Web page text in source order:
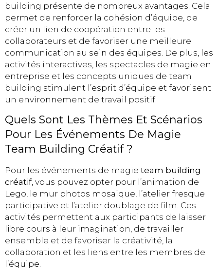
building présente de nombreux avantages. Cela
permet de renforcer la cohésion d’équipe, de
créer un lien de coopération entre les
collaborateurs et de favoriser une meilleure
communication au sein des équipes. De plus, les
activités interactives, les spectacles de magie en
entreprise et les concepts uniques de team
building stimulent l’esprit d’équipe et favorisent
un environnement de travail positif.
Quels Sont Les Thèmes Et Scénarios
Pour Les Événements De Magie
Team Building Créatif ?
Pour les événements de magie team building
créatif, vous pouvez opter pour l’animation de
Lego, le mur photos mosaïque, l’atelier fresque
participative et l’atelier doublage de film. Ces
activités permettent aux participants de laisser
libre cours à leur imagination, de travailler
ensemble et de favoriser la créativité, la
collaboration et les liens entre les membres de
l’équipe.